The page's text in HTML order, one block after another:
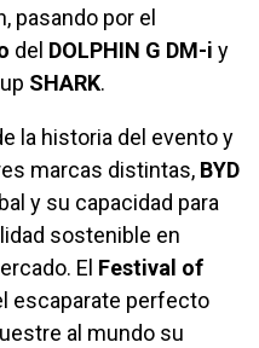
pasando por el
del DOLPHIN G DM-i y
SHARK.
la historia del evento y
marcas distintas, BYD
y su capacidad para
sostenible en
El Festival of
escaparate perfecto
al mundo su